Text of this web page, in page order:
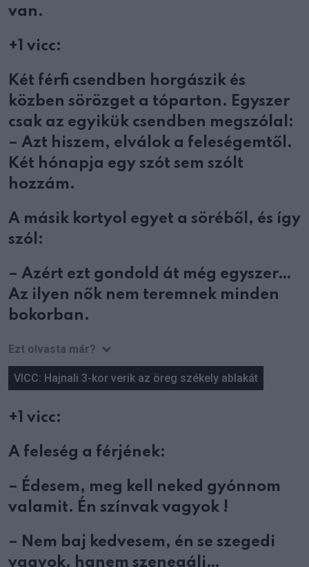
van.
+1 vicc:
Két férfi csendben horgászik és
közben sörözget a tóparton. Egyszer
csak az egyikük csendben megszólal:
– Azt hiszem, elválok a feleségemtől.
Két hónapja egy szót sem szólt
hozzám.
A másik kortyol egyet a söréből, és így
szól:
– Azért ezt gondold át még egyszer…
Az ilyen nők nem teremnek minden
bokorban.
Ezt olvasta már?
VICC: Hajnali 3-kor verik az öreg székely ablakát
+1 vicc:
A feleség a férjének:
– Édesem, meg kell neked gyónnom
valamit. Én színvak vagyok !
– Nem baj kedvesem, én se szegedi
vagyok, hanem szenegáli…